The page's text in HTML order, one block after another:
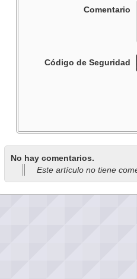
Comentario
Código de Seguridad
No hay comentarios.
Este artículo no tiene